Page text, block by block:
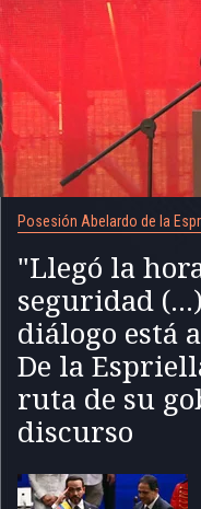
Posesión Abelardo de la
"Llegó la
seguridad
diálogo está
De la
ruta de su
discurso